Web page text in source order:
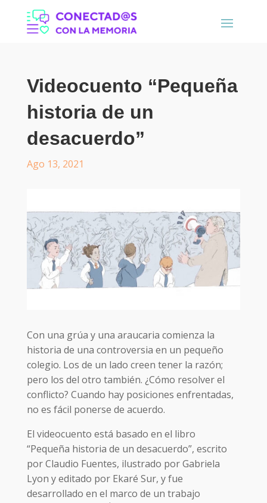
Videocuento “Pequeña
historia de un
desacuerdo”
Ago 13, 2021
Con una grúa y una araucaria comienza la
historia de una controversia en un pequeño
colegio. Los de un lado creen tener la razón;
pero los del otro también. ¿Cómo resolver el
conflicto? Cuando hay posiciones enfrentadas,
no es fácil ponerse de acuerdo.
El videocuento está basado en el libro
“Pequeña historia de un desacuerdo”, escrito
por Claudio Fuentes, ilustrado por Gabriela
Lyon y editado por Ekaré Sur, y fue
desarrollado en el marco de un trabajo